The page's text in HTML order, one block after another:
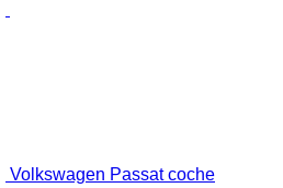
Volkswagen Passat coche